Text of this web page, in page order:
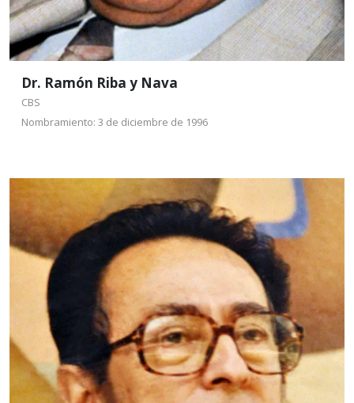
Dr. Ramón Riba y Nava
CBS
Nombramiento: 3 de diciembre de 1996
Dr. Victor Manuel
Soria
CSH
Nombramiento: 24 de
noviembre de 1997
El doctor Víctor Manuel Soria-Murillo (Guadalajara,
Jal., 1934) es Contador Público por la Universidad